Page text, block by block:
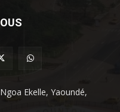
Ekelle, Yaoundé,